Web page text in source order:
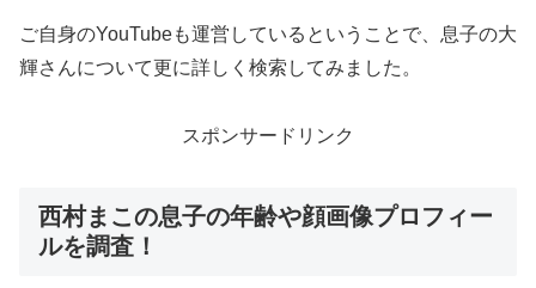
ご自身のYouTubeも運営しているということで、息子の大
輝さんについて更に詳しく検索してみました。
スポンサードリンク
西村まこの息子の年齢や顔画像プロフィー
ルを調査！